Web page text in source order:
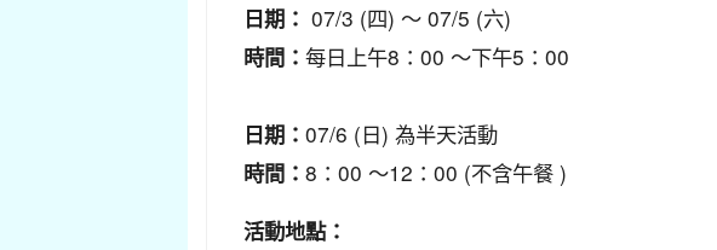
日期： 07/3 (四) 〜 07/5 (六)
時間： 每日上午8：00 〜下午5：00
日期： 07/6 (日) 為半天活動
時間： 8：00 〜12：00 (不含午餐 )
活動地點：